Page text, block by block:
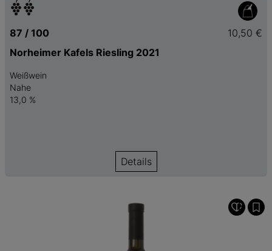
87 / 100
10,50 €
Norheimer Kafels Riesling 2021
Weißwein
Nahe
13,0 %
Details